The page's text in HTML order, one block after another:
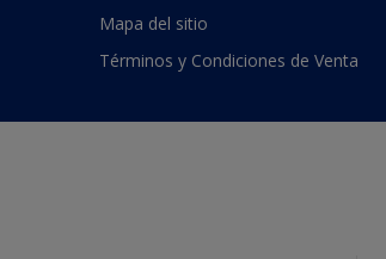
Mapa del sitio
Términos y Condiciones de Venta